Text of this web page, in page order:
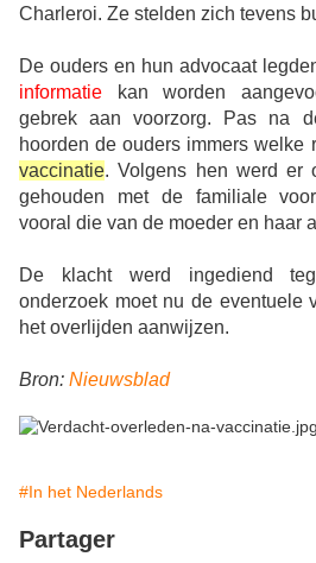
Charleroi. Ze stelden zich tevens
De ouders en hun advocaat
informatie kan worden
gebrek aan voorzorg. Pas na
hoorden de ouders immers welke
vaccinatie. Volgens hen werd er
gehouden met de familiale
vooral die van de moeder en haar
De klacht werd ingediend
onderzoek moet nu de eventuele
het overlijden aanwijzen.
Bron: Nieuwsblad
#In het Nederlands
Partager